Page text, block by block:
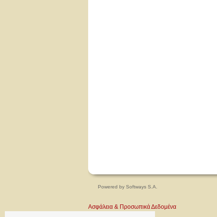
Powered by Softways S.A.
Ασφάλεια & Προσωπικά Δεδομένα